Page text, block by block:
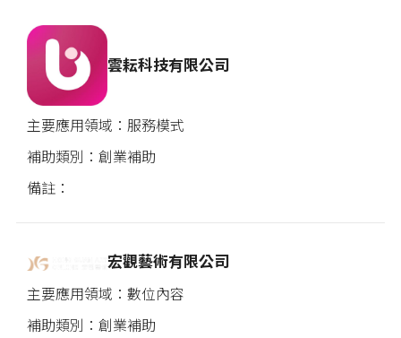
雲耘科技有限公司
服務模式
創業補助
宏觀藝術有限公司
數位內容
創業補助